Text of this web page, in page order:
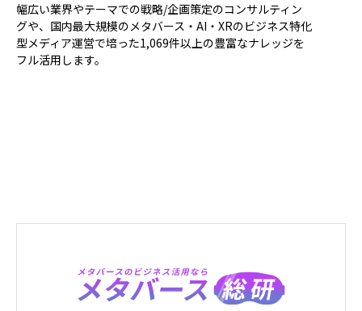
幅広い業界やテーマでの戦略/企画策定のコンサルティン
グや、国内最大規模のメタバース・AI・XRのビジネス特化
型メディア運営で培った1,069件以上の豊富なナレッジを
フル活用します。